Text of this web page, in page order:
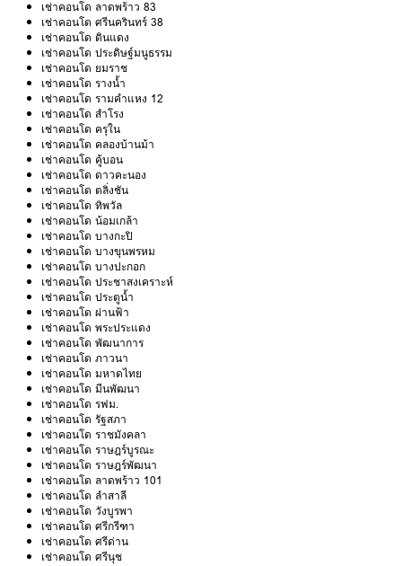
เช่าคอนโด ลาดพร้าว 83
เช่าคอนโด ศรีนครินทร์ 38
เช่าคอนโด ดินแดง
เช่าคอนโด ประดิษฐ์มนูธรรม
เช่าคอนโด ยมราช
เช่าคอนโด รางน้ำ
เช่าคอนโด รามคำแหง 12
เช่าคอนโด สำโรง
เช่าคอนโด ครุใน
เช่าคอนโด คลองบ้านม้า
เช่าคอนโด คู้บอน
เช่าคอนโด ดาวคะนอง
เช่าคอนโด ตลิ่งชัน
เช่าคอนโด ทิพวัล
เช่าคอนโด น้อมเกล้า
เช่าคอนโด บางกะปิ
เช่าคอนโด บางขุนพรหม
เช่าคอนโด บางปะกอก
เช่าคอนโด ประชาสงเคราะห์
เช่าคอนโด ประตูน้ำ
เช่าคอนโด ผ่านฟ้า
เช่าคอนโด พระประแดง
เช่าคอนโด พัฒนาการ
เช่าคอนโด ภาวนา
เช่าคอนโด มหาดไทย
เช่าคอนโด มีนพัฒนา
เช่าคอนโด รฟม.
เช่าคอนโด รัฐสภา
เช่าคอนโด ราชมังคลา
เช่าคอนโด ราษฎร์บูรณะ
เช่าคอนโด ราษฎร์พัฒนา
เช่าคอนโด ลาดพร้าว 101
เช่าคอนโด ลำสาลี
เช่าคอนโด วังบูรพา
เช่าคอนโด ศรีกรีฑา
เช่าคอนโด ศรีด่าน
เช่าคอนโด ศรีนุช